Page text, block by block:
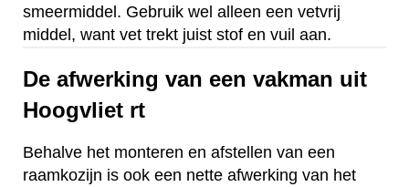
smeermiddel. Gebruik wel alleen een vetvrij
middel, want vet trekt juist stof en vuil aan.
De afwerking van een vakman uit
Hoogvliet rt
Behalve het monteren en afstellen van een
raamkozijn is ook een nette afwerking van het